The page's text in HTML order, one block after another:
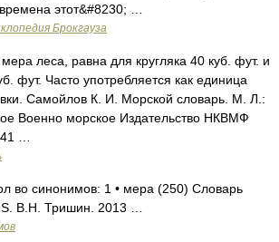
этот&#8230; …
Брокгауза
леса, равна для кругляка 40 куб. фут. и
фут. Часто употребляется как единица
Самойлов К. И. Морской словарь. М. Л.:
Военно морское Издательство НКВМФ
…
во синонимов: 1 • мера (250) Словарь
В.Н. Тришин. 2013 …